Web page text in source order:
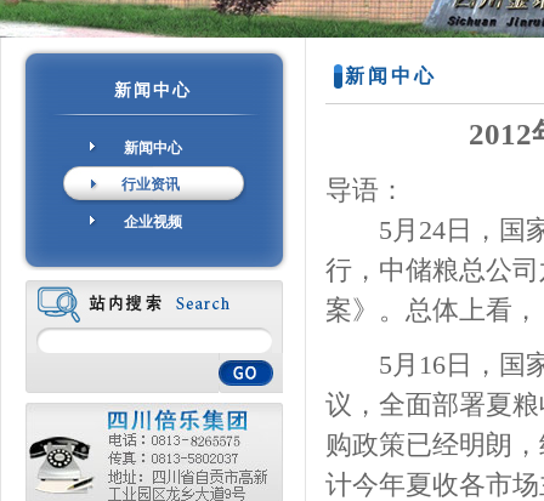
新闻中心
新闻中心
行业资讯
企业视频
新闻中心
2012
导语：
5月24日，国家
行，中储粮总公
案》。总体上看
5月16日，国家
议，全面部署夏
购政策已经明朗
计今年夏收各市